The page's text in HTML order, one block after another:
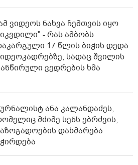
ვიდეოს ნახვა ჩემთვის იყო
- რას ამბობს
17 წლის ბიჭის დედა
სადაც შვილის
ვედრების ხმა
ანა კალანდაძეს,
მძიმე სენს ებრძვის,
დახმარება